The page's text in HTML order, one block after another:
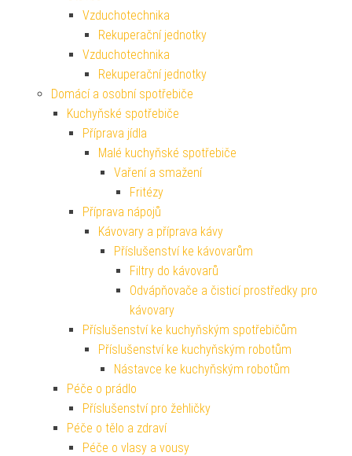
Vzduchotechnika
Rekuperační jednotky
Vzduchotechnika
Rekuperační jednotky
Domácí a osobní spotřebiče
Kuchyňské spotřebiče
Příprava jídla
Malé kuchyňské spotřebiče
Vaření a smažení
Fritézy
Příprava nápojů
Kávovary a příprava kávy
Příslušenství ke kávovarům
Filtry do kávovarů
Odvápňovače a čisticí prostředky pro
kávovary
Příslušenství ke kuchyňským spotřebičům
Příslušenství ke kuchyňským robotům
Nástavce ke kuchyňským robotům
Péče o prádlo
Příslušenství pro žehličky
Péče o tělo a zdraví
Péče o vlasy a vousy